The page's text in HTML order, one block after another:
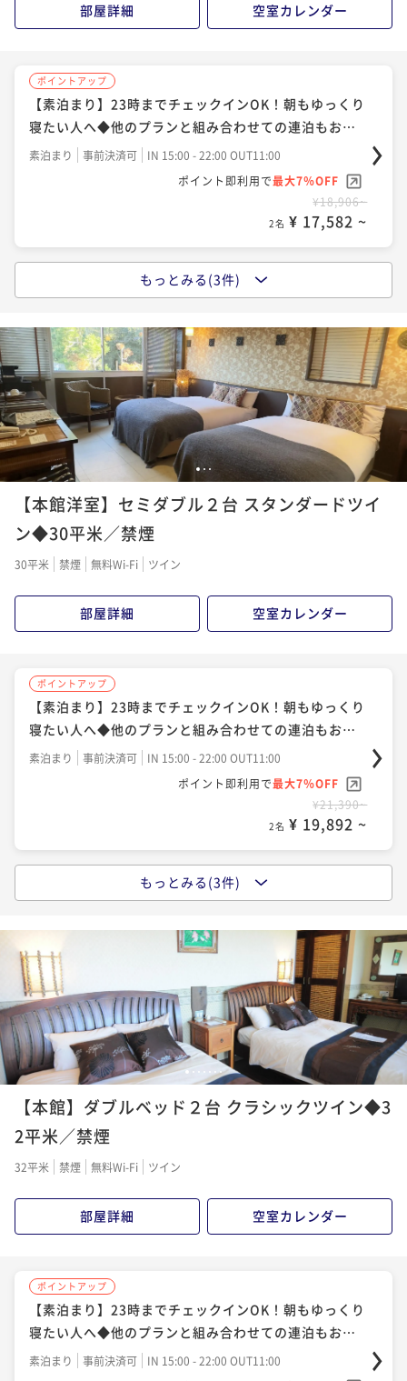
部屋詳細 空室カレンダー
ポイントアップ
【素泊まり】23時までチェックインOK！朝もゆっくり
寝たい人へ◆他のプランと組み合わせての連泊もおす
すめ
素泊まり 事前決済可
IN 15:00 - 22:00 OUT11:00
ポイント即利用で最大7％OFF
¥18,906~
2名 ¥ 17,582 ~
【朝食のみ】遅くまで観光を楽しみたい方、町で夕食
を楽しみたい方に嬉しい！22時までチェックインOK！
朝食付き 現地決済可 事前決済可
IN 15:00 - 18:00 OUT11:00
ポイント即利用で最大7％OFF
¥23,966~
2名 ¥ 22,288 ~
ポイントアップ
【Relux限定】【スタンダード１泊２食】貸し切り温泉
にペットスパ♪四季を感じる森のリゾートで愛犬と和
二食付き 現地決済可
¥44,206~
2名 ¥ 36,690 ~
ポイントアップ
【伊勢海老＆あわび＆牛フィレの豪華海鮮手ぶらBB
Q】わんちゃんとお庭で！美味しく楽しい映え空間◆1
泊2食
二食付き 現地決済可 事前決済可
IN 15:00 - 20:00 OUT11:00
ポイント即利用で最大7％OFF
¥48,806~
2名 ¥ 45,389 ~
もっとみる(3件)
1 2 3
【本館洋室】セミダブル２台 スタンダードツイ
ン◆30平米／禁煙
30平米 禁煙 無料Wi-Fi ツイン
部屋詳細 空室カレンダー
ポイントアップ
【素泊まり】23時までチェックインOK！朝もゆっくり
寝たい人へ◆他のプランと組み合わせての連泊もおす
すめ
素泊まり 事前決済可
IN 15:00 - 22:00 OUT11:00
ポイント即利用で最大7％OFF
¥21,390~
2名 ¥ 19,892 ~
【朝食のみ】遅くまで観光を楽しみたい方、町で夕食
を楽しみたい方に嬉しい！22時までチェックインOK！
朝食付き 事前決済可
IN 15:00 - 18:00 OUT11:00
ポイント即利用で最大7％OFF
¥26,450~
2名 ¥ 24,598 ~
ポイントアップ
【Relux限定】【スタンダード１泊２食】貸し切り温泉
にペットスパ♪四季を感じる森のリゾートで愛犬と和
二食付き 現地決済可
¥46,690~
2名 ¥ 38,752 ~
ポイントアップ
【伊勢海老＆あわび＆牛フィレの豪華海鮮手ぶらBB
Q】わんちゃんとお庭で！美味しく楽しい映え空間◆1
泊2食
二食付き 現地決済可 事前決済可
IN 15:00 - 20:00 OUT11:00
もっとみる(3件)
12 3 4 5 67
【本館】ダブルベッド２台 クラシックツイン◆3
2平米／禁煙
32平米 禁煙 無料Wi-Fi ツイン
部屋詳細 空室カレンダー
ポイントアップ
【素泊まり】23時までチェックインOK！朝もゆっくり
寝たい人へ◆他のプランと組み合わせての連泊もおす
すめ
素泊まり 事前決済可
IN 15:00 - 22:00 OUT11:00